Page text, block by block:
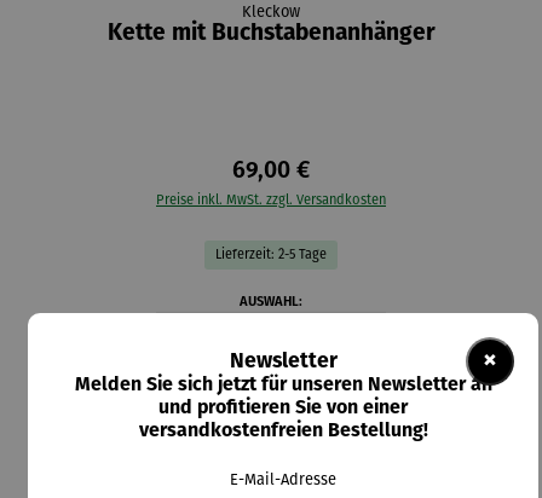
Kleckow
Kette mit Buchstabenanhänger
69,00 €
Preise inkl. MwSt. zzgl. Versandkosten
Lieferzeit: 2-5 Tage
AUSWAHL:
Material-Auswahl auswählen
Silber Vergoldet
In den Warenkorb
×
Newsletter
Melden Sie sich jetzt für unseren Newsletter an
und profitieren Sie von einer
versandkostenfreien Bestellung!
E-Mail-Adresse